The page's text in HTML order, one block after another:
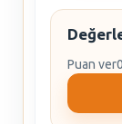
Puan ver